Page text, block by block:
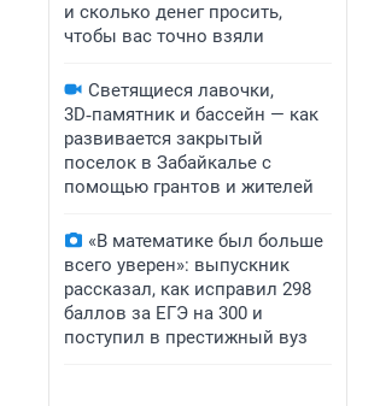
и сколько денег просить,
чтобы вас точно взяли
Светящиеся лавочки,
3D‑памятник и бассейн — как
развивается закрытый
поселок в Забайкалье с
помощью грантов и жителей
«В математике был больше
всего уверен»: выпускник
рассказал, как исправил 298
баллов за ЕГЭ на 300 и
поступил в престижный вуз